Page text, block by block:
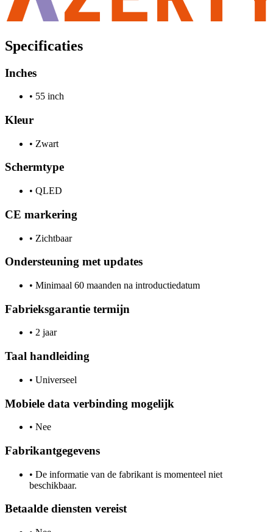
Specificaties
Inches
• 55 inch
Kleur
• Zwart
Schermtype
• QLED
CE markering
• Zichtbaar
Ondersteuning met updates
• Minimaal 60 maanden na introductiedatum
Fabrieksgarantie termijn
• 2 jaar
Taal handleiding
• Universeel
Mobiele data verbinding mogelijk
• Nee
Fabrikantgegevens
• De informatie van de fabrikant is momenteel niet
beschikbaar.
Betaalde diensten vereist